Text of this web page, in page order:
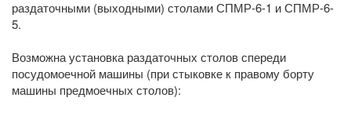
раздаточными (выходными) столами СПМР-6-1 и СПМР-6-
5.
Возможна установка раздаточных столов спереди
посудомоечной машины (при стыковке к правому борту
машины предмоечных столов):